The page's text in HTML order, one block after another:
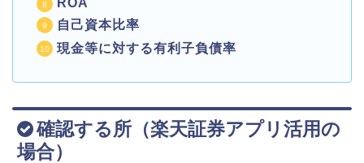
自己資本比率
現金等に対する有利子負債率
確認する所（楽天証券アプリ活用の
場合）